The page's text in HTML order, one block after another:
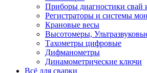
Приборы диагностики свай
Регистраторы и системы
Крановые весы
Высотомеры,
Тахометры цифровые
Дифманометры
Динамометрические ключи
Всё для сварки